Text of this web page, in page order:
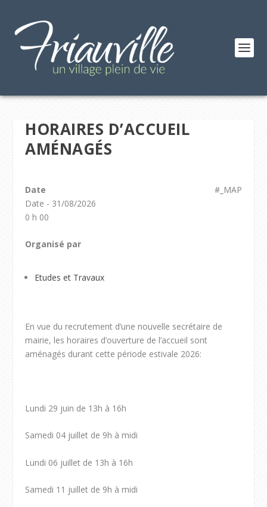
HORAIRES D’ACCUEIL
AMÉNAGÉS
#_MAP
Date
Date - 31/08/2026
0 h 00
Organisé par
Etudes et Travaux
En vue du recrutement d’une nouvelle secrétaire de
mairie, les horaires d’ouverture de l’accueil sont
aménagés durant cette période estivale 2026:
Lundi 29 juin de 13h à 16h
Samedi 04 juillet de 9h à midi
Lundi 06 juillet de 13h à 16h
Samedi 11 juillet de 9h à midi